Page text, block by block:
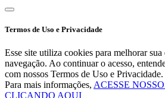
Termos de Uso e Privacidade
Esse site utiliza cookies para melhorar
navegação. Ao continuar o acesso,
com nossos Termos de Uso e Privacidade.
Para mais informações, ACESSE
CLICANDO AQUI